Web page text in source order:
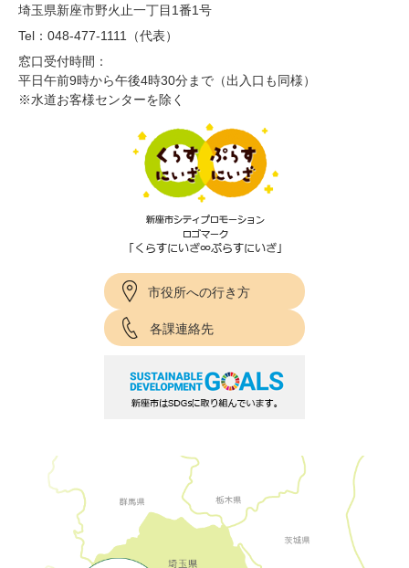
埼玉県新座市野火止一丁目1番1号
Tel：048-477-1111（代表）
窓口受付時間：
平日午前9時から午後4時30分まで（出入口も同様）
※水道お客様センターを除く
市役所への行き方
各課連絡先